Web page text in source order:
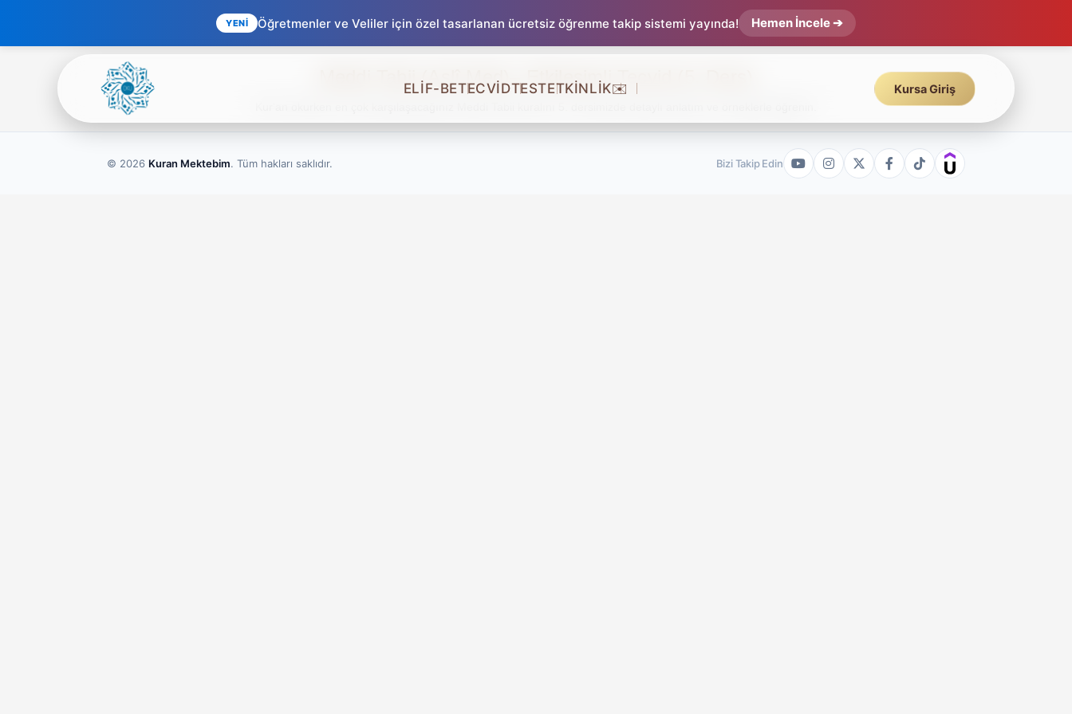
YENİ Öğretmenler ve Veliler için özel tasarlanan ücretsiz öğrenme takip sistemi yayında! Hemen İncele ➔
ELİF-BETECVİDTESTETKİNLİK✉️ Kursa Giriş
Meddi Tabii (Aslî Med)– Etkileşimli Tecvid (5. Ders)
© 2026 Kuran Mektebim. Tüm hakları saklıdır. Bizi Takip Edin